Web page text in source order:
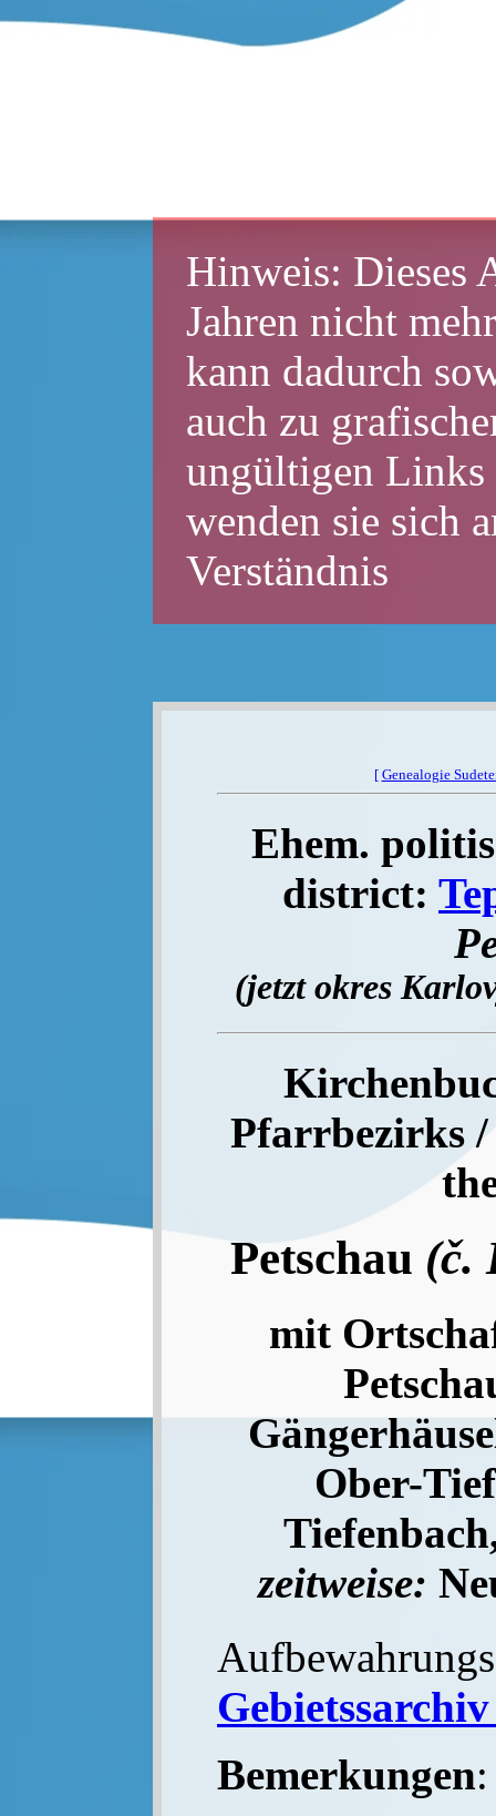
Hinweis: Dieses
Jahren nicht
kann dadurch
auch zu
ungültigen Links
wenden sie sich
Verständnis
[ Genealogie
Ehem.
district:
(jetzt okres
Pfarrbezirks
Petschau (č.
mit
Ober-
zeitweise:
Bemerkungen: